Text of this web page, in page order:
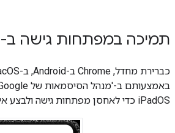
תמיכה במפתחות גישה ב-Chrome
iPadOS כדי לאחסן מפתחות גישה ולבצע אימות באמצעותם ב-Google Password Manager.